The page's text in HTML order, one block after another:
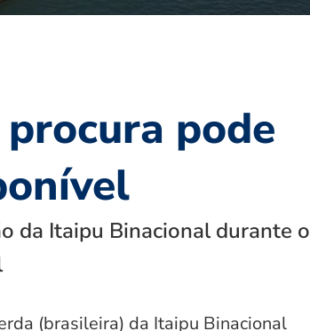
pode
da Itaipu Binacional durante o
(brasileira) da Itaipu Binacional